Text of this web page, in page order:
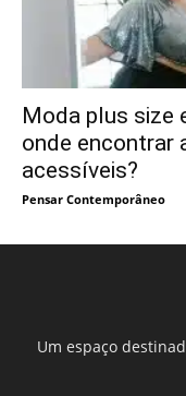
Moda plus size
onde encontrar
acessíveis?
Pensar Contemporâneo
Um espaço